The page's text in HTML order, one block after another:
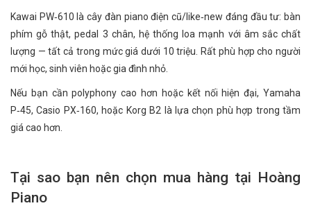
Kawai PW‑610 là cây đàn piano điện cũ/like‑new đáng đầu tư: bàn
phím gỗ thật, pedal 3 chân, hệ thống loa mạnh với âm sắc chất
lượng — tất cả trong mức giá dưới 10 triệu. Rất phù hợp cho người
mới học, sinh viên hoặc gia đình nhỏ.
Nếu bạn cần polyphony cao hơn hoặc kết nối hiện đại, Yamaha
P‑45, Casio PX‑160, hoặc Korg B2 là lựa chọn phù hợp trong tầm
giá cao hơn.
Tại sao bạn nên chọn mua hàng tại Hoàng
Piano